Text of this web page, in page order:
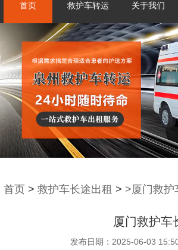
首页 救护车转运 关于我们
首页 > 救护车长途出租 > >厦门救护
厦门救护车
发布日期：2025-06-03